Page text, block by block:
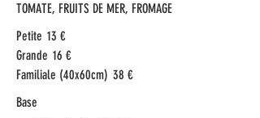
TOMATE, FRUITS DE MER, FROMAGE
Petite 13 €
Grande 16 €
Familiale (40x60cm) 38 €
Base